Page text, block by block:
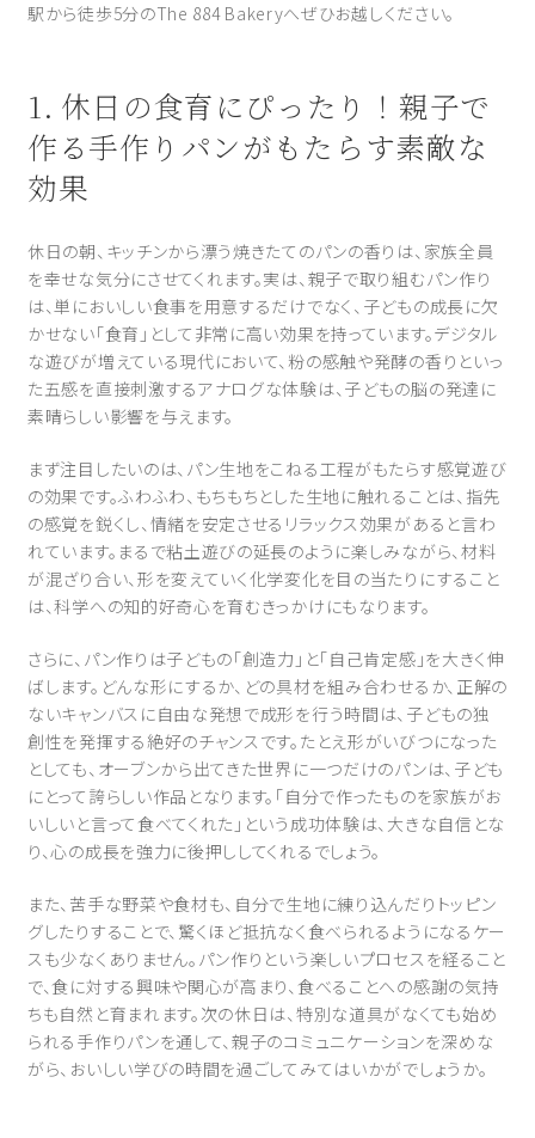
駅から徒歩5分のThe 884 Bakeryへぜひお越しください。
1. 休日の食育にぴったり！親子で
作る手作りパンがもたらす素敵な
効果
休日の朝、キッチンから漂う焼きたてのパンの香りは、家族全員
を幸せな気分にさせてくれます。実は、親子で取り組むパン作り
は、単においしい食事を用意するだけでなく、子どもの成長に欠
かせない「食育」として非常に高い効果を持っています。デジタル
な遊びが増えている現代において、粉の感触や発酵の香りといっ
た五感を直接刺激するアナログな体験は、子どもの脳の発達に
素晴らしい影響を与えます。
まず注目したいのは、パン生地をこねる工程がもたらす感覚遊び
の効果です。ふわふわ、もちもちとした生地に触れることは、指先
の感覚を鋭くし、情緒を安定させるリラックス効果があると言わ
れています。まるで粘土遊びの延長のように楽しみながら、材料
が混ざり合い、形を変えていく化学変化を目の当たりにすること
は、科学への知的好奇心を育むきっかけにもなります。
さらに、パン作りは子どもの「創造力」と「自己肯定感」を大きく伸
ばします。どんな形にするか、どの具材を組み合わせるか、正解の
ないキャンバスに自由な発想で成形を行う時間は、子どもの独
創性を発揮する絶好のチャンスです。たとえ形がいびつになった
としても、オーブンから出てきた世界に一つだけのパンは、子ども
にとって誇らしい作品となります。「自分で作ったものを家族がお
いしいと言って食べてくれた」という成功体験は、大きな自信とな
り、心の成長を強力に後押ししてくれるでしょう。
また、苦手な野菜や食材も、自分で生地に練り込んだりトッピン
グしたりすることで、驚くほど抵抗なく食べられるようになるケー
スも少なくありません。パン作りという楽しいプロセスを経ること
で、食に対する興味や関心が高まり、食べることへの感謝の気持
ちも自然と育まれます。次の休日は、特別な道具がなくても始め
られる手作りパンを通して、親子のコミュニケーションを深めな
がら、おいしい学びの時間を過ごしてみてはいかがでしょうか。